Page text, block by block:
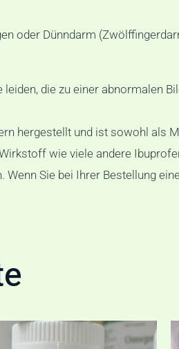
oder Dünndarm
die zu einer abnormalen
hergestellt und ist sowohl als
wie viele andere
Sie bei Ihrer Bestellung
Preisspanne:
€140,00
Dieses